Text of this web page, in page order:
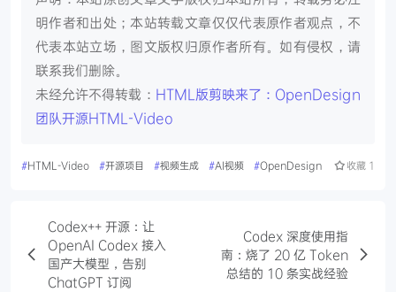
明作者和出处；本站转载文章仅仅代表原作者观点，不
代表本站立场，图文版权归原作者所有。如有侵权，请
联系我们删除。
未经允许不得转载： HTML版剪映来了：OpenDesign
团队开源HTML-Video
#HTML-Video #开源项目 #视频生成 #AI视频 #OpenDesign 收藏 1
Codex++ 开源：让
OpenAI Codex 接入
国产大模型，告别
ChatGPT 订阅
Codex 深度使用指
南：烧了 20 亿 Token
总结的 10 条实战经验